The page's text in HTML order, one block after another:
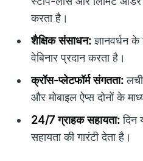
करता है।
शैक्षिक संसाधन:ज्ञानवर्धन
वेबिनार प्रदान करता है।
क्रॉस-प्लेटफॉर्म संगतता:
और मोबाइल ऐप्स दोनों के
24/7 ग्राहक सहायता:दिन
सहायता की गारंटी देता है।